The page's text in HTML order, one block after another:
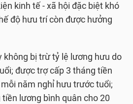
kinh tế - xã hội đặc biệt khó
độ hưu trí còn được hưởng
không bị trừ tỷ lệ lương hưu do
được trợ cấp 3 tháng tiền
năm nghỉ hưu trước tuổi;
lương bình quân cho 20